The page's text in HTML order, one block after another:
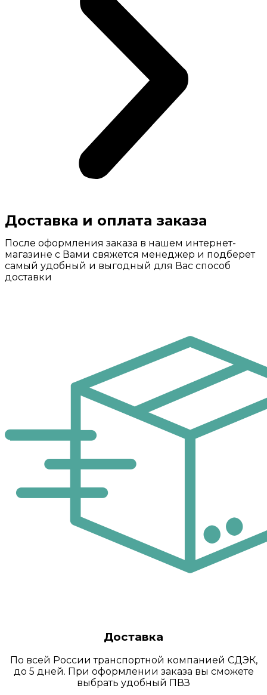
Доставка и оплата заказа
После оформления заказа в нашем интернет-
магазине с Вами свяжется менеджер и подберет
самый удобный и выгодный для Вас способ
доставки
Доставка
По всей России транспортной компанией СДЭК,
до 5 дней. При оформлении заказа вы сможете
выбрать удобный ПВЗ